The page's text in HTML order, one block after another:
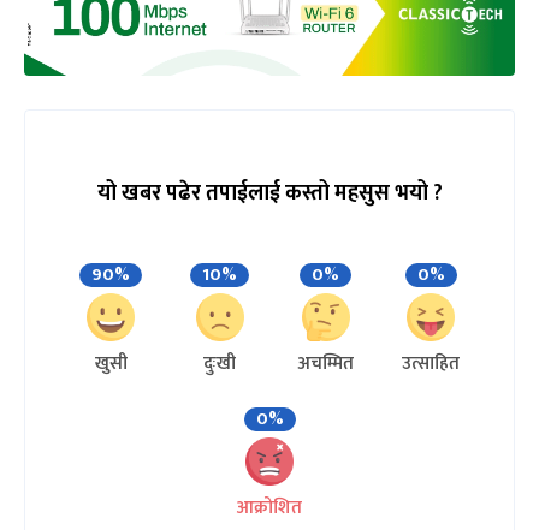
यो खबर पढेर तपाईलाई कस्तो महसुस भयो ?
90%
खुसी
10%
दुःखी
0%
अचम्मित
0%
उत्साहित
0%
आक्रोशित